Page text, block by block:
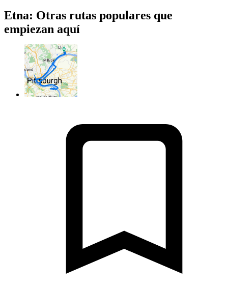
Etna: Otras rutas populares que
empiezan aquí